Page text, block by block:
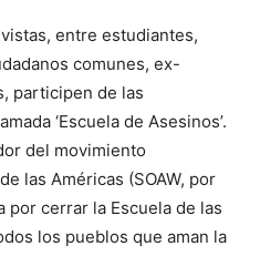
entre estudiantes,
comunes, ex-
participen de las
‘Escuela de Asesinos’.
del movimiento
las Américas (SOAW, por
por cerrar la Escuela de las
los pueblos que aman la